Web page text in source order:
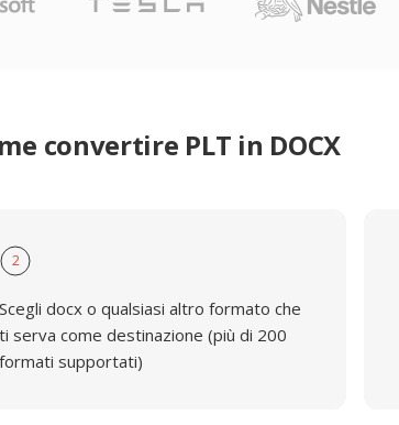
convertire PLT in DOCX
2
Scegli docx o qualsiasi altro formato che
ti serva come destinazione (più di 200
formati supportati)